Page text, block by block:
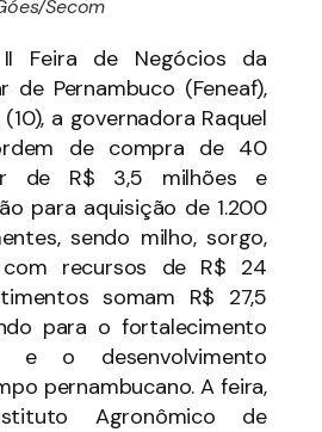
Secom
Feira de Negócios da
de Pernambuco (Feneaf),
a governadora Raquel
de compra de 40
de R$ 3,5 milhões e
para aquisição de 1.200
sendo milho, sorgo,
recursos de R$ 24
somam R$ 27,5
para o fortalecimento
e o desenvolvimento
pernambucano. A feira,
Agronômico de